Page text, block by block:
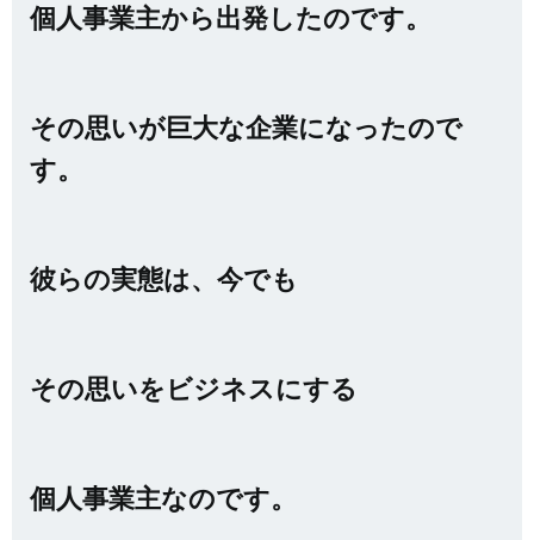
個人事業主から出発したのです。
その思いが巨大な企業になったので
す。
彼らの実態は、今でも
その思いをビジネスにする
個人事業主なのです。